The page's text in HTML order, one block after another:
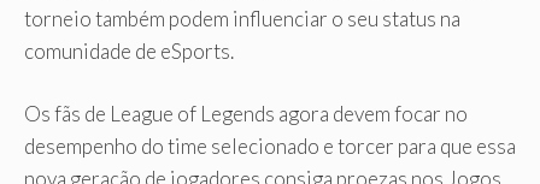
torneio também podem influenciar o seu status na
comunidade de eSports.
Os fãs de League of Legends agora devem focar no
desempenho do time selecionado e torcer para que essa
nova geração de jogadores consiga proezas nos Jogos